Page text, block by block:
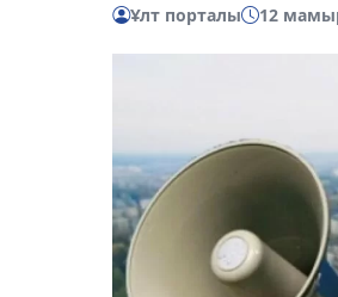
Ұлт порталы 12